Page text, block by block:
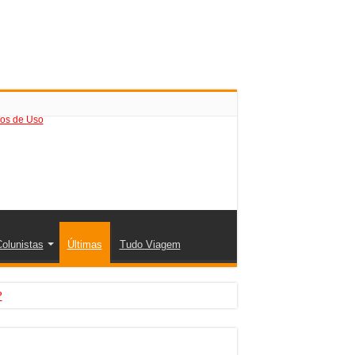
de Uso
Últimas Tudo Viagem